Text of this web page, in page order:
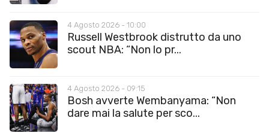
4 Agosto 2026 - 10:00
Russell Westbrook distrutto da uno
scout NBA: “Non lo pr...
4 Agosto 2026 - 09:15
Bosh avverte Wembanyama: “Non
dare mai la salute per sco...